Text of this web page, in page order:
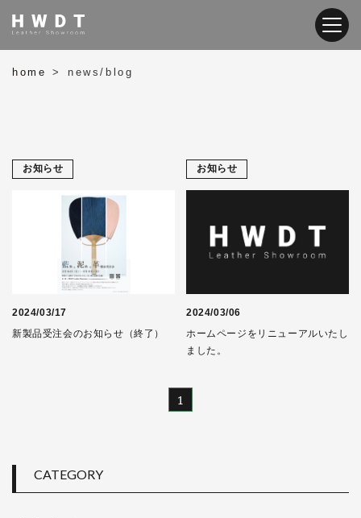
home > news/blog
お知らせ
2024/03/17
新製品受注会のお知らせ（終了）
お知らせ
2024/03/06
ホームページをリニューアルいたし
ました。
1
CATEGORY